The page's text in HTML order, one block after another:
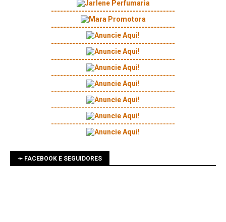
-----------------------------------------
-----------------------------------------
-----------------------------------------
-----------------------------------------
-----------------------------------------
-----------------------------------------
-----------------------------------------
-----------------------------------------
➛ FACEBOOK E SEGUIDORES